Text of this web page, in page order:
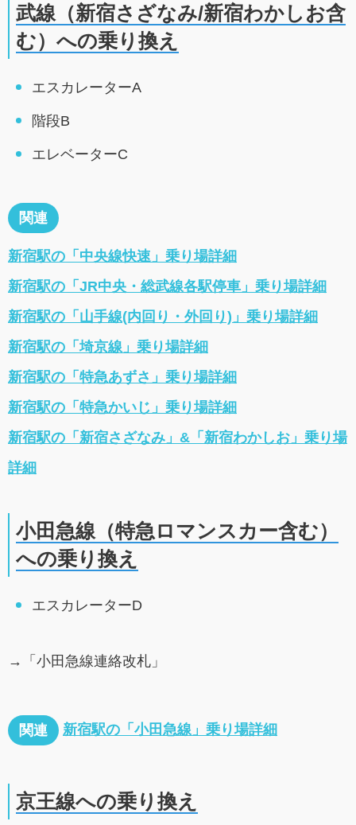
武線（新宿さざなみ/新宿わかしお含
む）への乗り換え
エスカレーターA
階段B
エレベーターC
関連
新宿駅の「中央線快速」乗り場詳細
新宿駅の「JR中央・総武線各駅停車」乗り場詳細
新宿駅の「山手線(内回り・外回り)」乗り場詳細
新宿駅の「埼京線」乗り場詳細
新宿駅の「特急あずさ」乗り場詳細
新宿駅の「特急かいじ」乗り場詳細
新宿駅の「新宿さざなみ」&「新宿わかしお」乗り場
詳細
小田急線（特急ロマンスカー含む）
への乗り換え
エスカレーターD
→「小田急線連絡改札」
関連 新宿駅の「小田急線」乗り場詳細
京王線への乗り換え